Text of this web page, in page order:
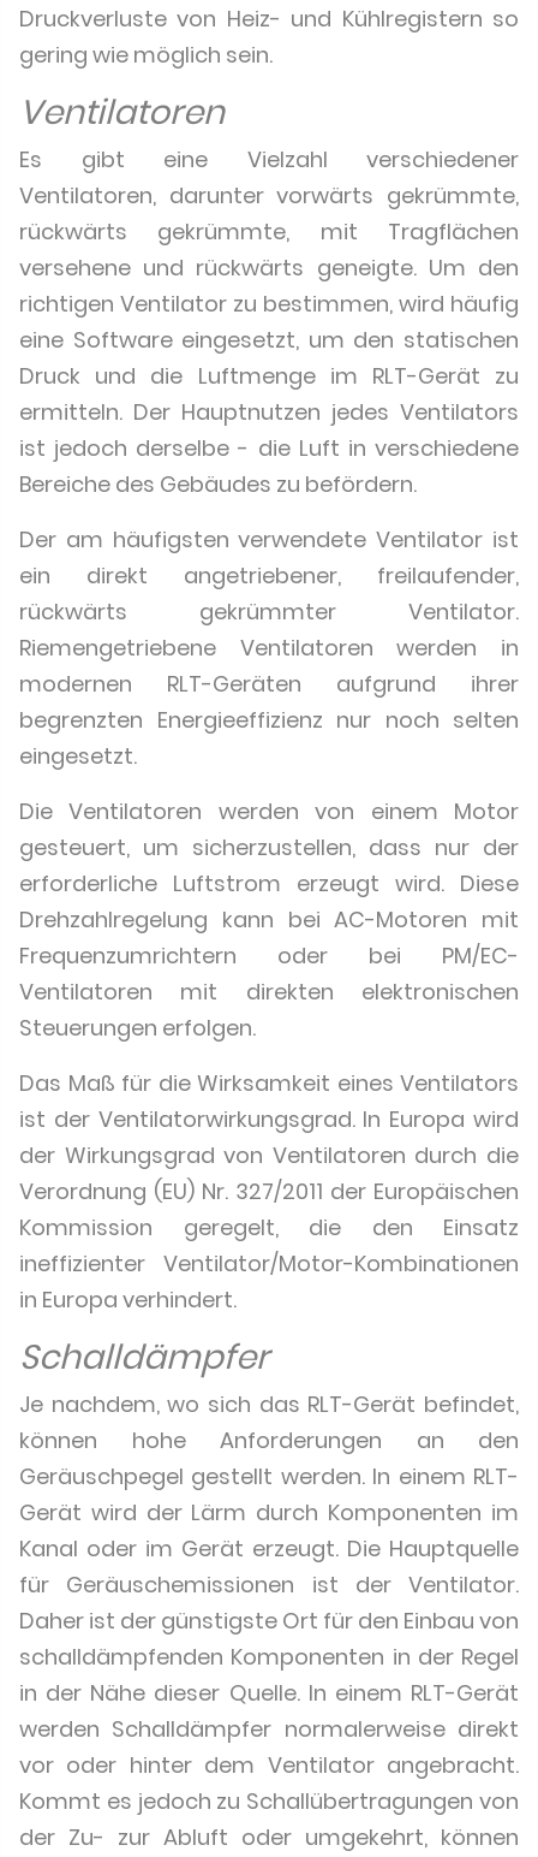
Druckverluste von Heiz- und Kühlregistern so
gering wie möglich sein.
Ventilatoren
Es gibt eine Vielzahl verschiedener
Ventilatoren, darunter vorwärts gekrümmte,
rückwärts gekrümmte, mit Tragflächen
versehene und rückwärts geneigte. Um den
richtigen Ventilator zu bestimmen, wird häufig
eine Software eingesetzt, um den statischen
Druck und die Luftmenge im RLT-Gerät zu
ermitteln. Der Hauptnutzen jedes Ventilators
ist jedoch derselbe - die Luft in verschiedene
Bereiche des Gebäudes zu befördern.
Der am häufigsten verwendete Ventilator ist
ein direkt angetriebener, freilaufender,
rückwärts gekrümmter Ventilator.
Riemengetriebene Ventilatoren werden in
modernen RLT-Geräten aufgrund ihrer
begrenzten Energieeffizienz nur noch selten
eingesetzt.
Die Ventilatoren werden von einem Motor
gesteuert, um sicherzustellen, dass nur der
erforderliche Luftstrom erzeugt wird. Diese
Drehzahlregelung kann bei AC-Motoren mit
Frequenzumrichtern oder bei PM/EC-
Ventilatoren mit direkten elektronischen
Steuerungen erfolgen.
Das Maß für die Wirksamkeit eines Ventilators
ist der Ventilatorwirkungsgrad. In Europa wird
der Wirkungsgrad von Ventilatoren durch die
Verordnung (EU) Nr. 327/2011 der Europäischen
Kommission geregelt, die den Einsatz
ineffizienter Ventilator/Motor-Kombinationen
in Europa verhindert.
Schalldämpfer
Je nachdem, wo sich das RLT-Gerät befindet,
können hohe Anforderungen an den
Geräuschpegel gestellt werden. In einem RLT-
Gerät wird der Lärm durch Komponenten im
Kanal oder im Gerät erzeugt. Die Hauptquelle
für Geräuschemissionen ist der Ventilator.
Daher ist der günstigste Ort für den Einbau von
schalldämpfenden Komponenten in der Regel
in der Nähe dieser Quelle. In einem RLT-Gerät
werden Schalldämpfer normalerweise direkt
vor oder hinter dem Ventilator angebracht.
Kommt es jedoch zu Schallübertragungen von
der Zu- zur Abluft oder umgekehrt, können